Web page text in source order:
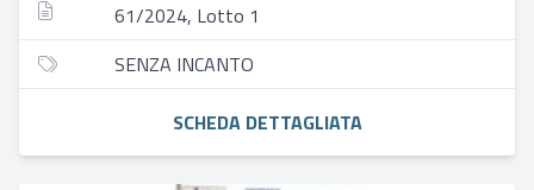
61/2024, Lotto 1
SENZA INCANTO
SCHEDA DETTAGLIATA